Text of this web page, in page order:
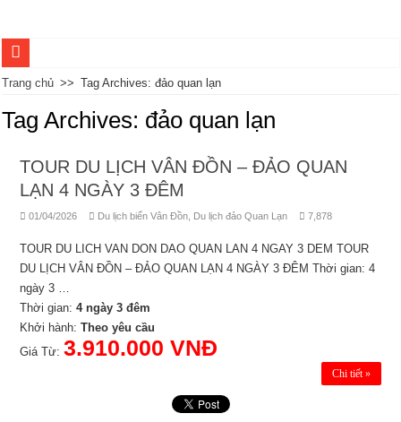
DU LỊCH HÀ KHẨU – ĐẠI LÝ – SA KHÊ CỔ TRẤN – THÔN VĂN BÚT 5
DU LỊCH CÔN MINH – ĐẠI HẢI THẢO SƠN – HỘI TRẠCH 4 NGÀY 3 ĐÊM
TOUR DU LỊCH ĐẠI LÝ – CÔN MINH 5 NGÀY 4 ĐÊM
TOUR DU LỊCH KHÁM PHÁ CÔN MINH MONO 4 NGÀY 3 ĐÊM
TOUR THĂM QUAN HÀ NỘI NỬA NGÀY ( BUỔI SÁNG)
TOUR DU LỊCH THĂM QUAN HÀ NỘI 1 NGÀY
TOUR THĂM QUAN HÀ NỘI NỬA NGÀY ( BUỔI CHIỀU)
TOUR DU LỊCH CÔN MINH – LỆ GIANG – SHANGRI LA 6 NGÀY 5 ĐÊM
TOUR DU LỊCH CÔN MINH MONO 4 NGÀY 3 ĐÊM
Trang chủ >> Tag Archives: đảo quan lạn
Tag Archives: đảo quan lạn
TOUR DU LỊCH VÂN ĐỒN – ĐẢO QUAN
LẠN 4 NGÀY 3 ĐÊM
01/04/2026 Du lịch biển Vân Đồn Du lịch đảo Quan Lạn 7,878
TOUR DU LICH VAN DON DAO QUAN LAN 4 NGAY 3 DEM TOUR
DU LỊCH VÂN ĐỒN – ĐẢO QUAN LẠN 4 NGÀY 3 ĐÊM Thời gian: 4
ngày 3 …
Thời gian:4 ngày 3 đêm
Khởi hành:Theo yêu cầu
Giá Từ:3.910.000 VNĐ
Chi tiết »